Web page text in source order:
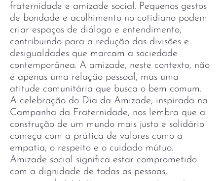
fraternidade e amizade social. Pequenos gestos
de bondade e acolhimento no cotidiano podem
criar espaços de diálogo e entendimento,
contribuindo para a redução das divisões e
desigualdades que marcam a sociedade
contemporânea. A amizade, neste contexto, não
é apenas uma relação pessoal, mas uma
atitude comunitária que busca o bem comum.
A celebração do Dia da Amizade, inspirada na
Campanha da Fraternidade, nos lembra que a
construção de um mundo mais justo e solidário
começa com a prática de valores como a
empatia, o respeito e o cuidado mútuo.
Amizade social significa estar comprometido
com a dignidade de todas as pessoas,